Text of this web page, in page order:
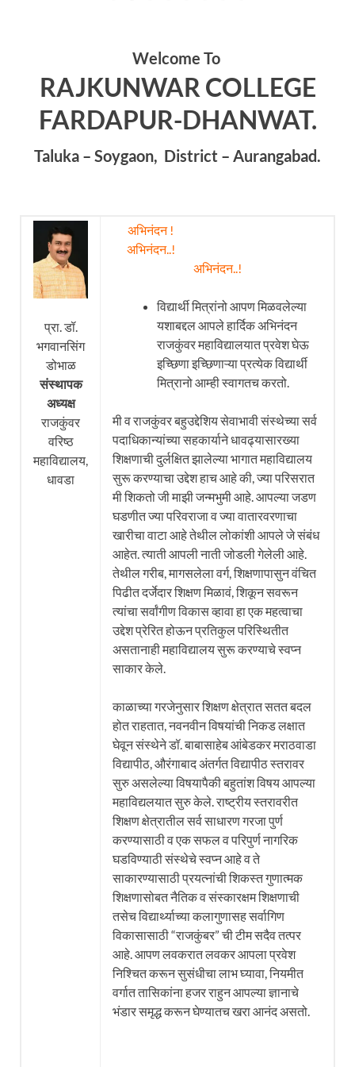
Welcome To
RAJKUNWAR COLLEGE
FARDAPUR-DHANWAT.
Taluka – Soygaon, District – Aurangabad.
प्रा. डॉ.
भगवानसिंग
डोभाळ
संस्थापक
अध्यक्ष
राजकुंवर
वरिष्ठ
महाविद्यालय,
धावडा
अभिनंदन !
अभिनंदन..!
अभिनंदन..!
विद्यार्थी मित्रांनो आपण मिळवलेल्या
यशाबद्दल आपले हार्दिक अभिनंदन
राजकुंवर महाविद्यालयात प्रवेश घेऊ
इच्छिणा इच्छिणाऱ्या प्रत्येक विद्यार्थी
मित्रानो आम्ही स्वागतच करतो.
मी व राजकुंवर बहुउद्देशिय सेवाभावी संस्थेच्या सर्व
पदाधिकान्यांच्या सहकार्याने धावढ्यासारख्या
शिक्षणाची दुर्लक्षित झालेल्या भागात महाविद्यालय
सुरू करण्याचा उद्देश हाच आहे की, ज्या परिसरात
मी शिकतो जी माझी जन्मभुमी आहे. आपल्या जडण
घडणीत ज्या परिवराजा व ज्या वातारवरणाचा
खारीचा वाटा आहे तेथील लोकांशी आपले जे संबंध
आहेत. त्याती आपली नाती जोडली गेलेली आहे.
तेथील गरीब, मागसलेला वर्ग, शिक्षणापासुन वंचित
पिढीत दर्जेदार शिक्षण मिळावं, शिकून सवरून
त्यांचा सर्वांगीण विकास व्हावा हा एक महत्वाचा
उद्देश प्रेरित होऊन प्रतिकुल परिस्थितीत
असतानाही महाविद्यालय सुरू करण्याचे स्वप्न
साकार केले.
काळाच्या गरजेनुसार शिक्षण क्षेत्रात सतत बदल
होत राहतात, नवनवीन विषयांची निकड लक्षात
घेवून संस्थेने डॉ. बाबासाहेब आंबेडकर मराठवाडा
विद्यापीठ, औरंगाबाद अंतर्गत विद्यापीठ स्तरावर
सुरु असलेल्या विषयापैकी बहुतांश विषय आपल्या
महाविद्यलयात सुरु केले. राष्ट्रीय स्तरावरीत
शिक्षण क्षेत्रातील सर्व साधारण गरजा पुर्ण
करण्यासाठी व एक सफल व परिपुर्ण नागरिक
घडविण्याठी संस्थेचे स्वप्न आहे व ते
साकारण्यासाठी प्रयत्नांची शिकस्त गुणात्मक
शिक्षणासोबत नैतिक व संस्कारक्षम शिक्षणाची
तसेच विद्यार्थ्याच्या कलागुणासह सर्वागिण
विकासासाठी “राजकुंबर” ची टीम सदैव तत्पर
आहे. आपण लवकरात लवकर आपला प्रवेश
निश्चित करून सुसंधीचा लाभ घ्यावा, नियमीत
वर्गात तासिकांना हजर राहुन आपल्या ज्ञानाचे
भंडार समृद्ध करून घेण्यातच खरा आनंद असतो.